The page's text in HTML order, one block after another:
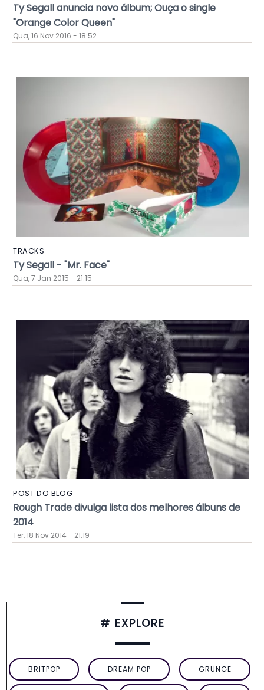
Ty Segall anuncia novo álbum; Ouça o single
"Orange Color Queen"
Qua, 16 Nov 2016 - 18:52
TRACKS
Ty Segall - "Mr. Face"
Qua, 7 Jan 2015 - 21:15
POST DO BLOG
Rough Trade divulga lista dos melhores álbuns de
2014
Ter, 18 Nov 2014 - 21:19
# EXPLORE
BRITPOP DREAM POP GRUNGE